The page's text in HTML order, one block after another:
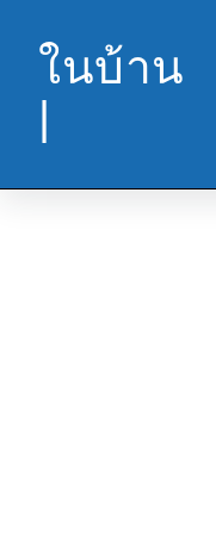
ในบ้าน
|